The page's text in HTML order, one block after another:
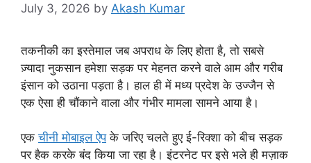
July 3, 2026 by Akash Kumar
तकनीकी का इस्तेमाल जब अपराध के लिए होता है, तो सबसे
ज़्यादा नुकसान हमेशा सड़क पर मेहनत करने वाले आम और गरीब
इंसान को उठाना पड़ता है। हाल ही में मध्य प्रदेश के उज्जैन से
एक ऐसा ही चौंकाने वाला और गंभीर मामला सामने आया है।
एकचीनी मोबाइल ऐपके जरिए चलते हुए ई-रिक्शा को बीच सड़क
पर हैक करके बंद किया जा रहा है। इंटरनेट पर इसे भले ही मज़ाक